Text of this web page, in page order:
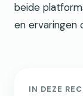
beide
en ervaringen
IN DEZE